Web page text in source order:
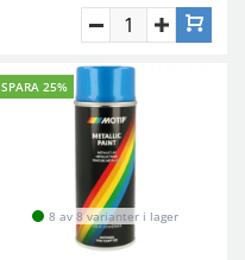
SPARA 25%
8 av 8 varianter i lager